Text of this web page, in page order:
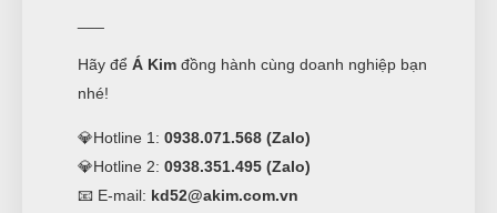
Hãy để Á Kim đồng hành cùng doanh nghiệp bạn
nhé!
💎Hotline 1: 0938.071.568 (Zalo)
💎Hotline 2: 0938.351.495 (Zalo)
📧 E-mail: kd52@akim.com.vn